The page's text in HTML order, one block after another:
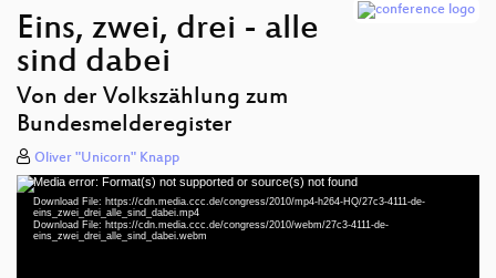
Eins, zwei, drei - alle
sind dabei
Von der Volkszählung zum
Bundesmelderegister
Oliver "Unicorn" Knapp
Video
Player
Media error: Format(s) not supported or source(s) not found
Download File: https://cdn.media.ccc.de/congress/2010/mp4-h264-HQ/27c3-4111-de-
eins_zwei_drei_alle_sind_dabei.mp4
Download File: https://cdn.media.ccc.de/congress/2010/webm/27c3-4111-de-
eins_zwei_drei_alle_sind_dabei.webm